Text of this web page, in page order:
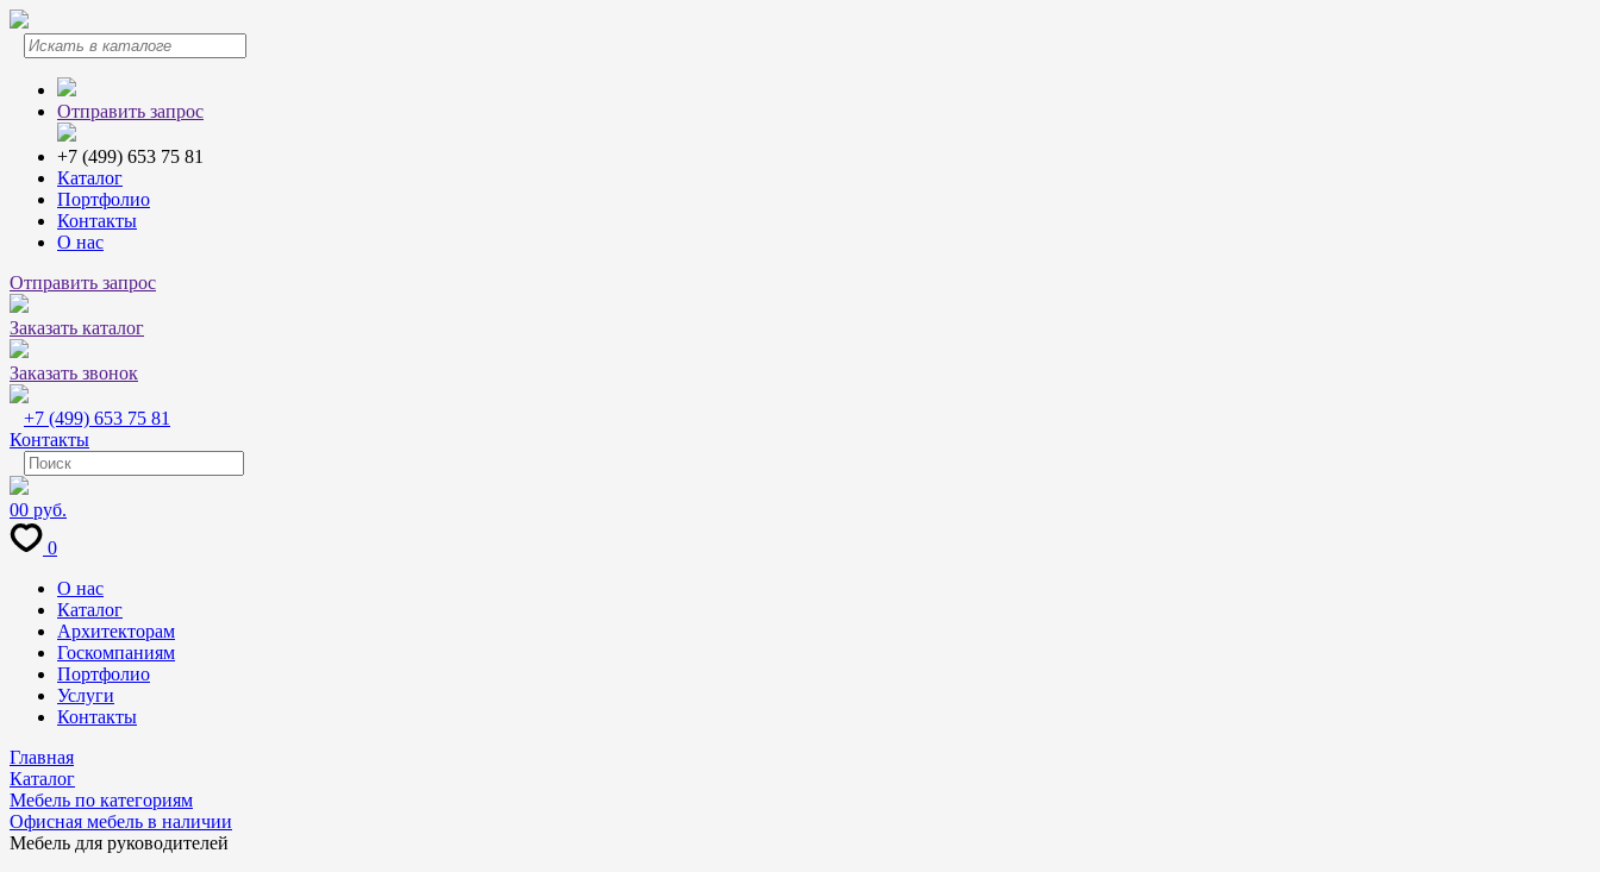
Отправить запрос
+7 (499) 653 75 81
Каталог
Портфолио
Контакты
О нас
Отправить запрос
Заказать каталог
Заказать звонок
+7 (499) 653 75 81
Контакты
00 руб.
0
О нас
Каталог
Архитекторам
Госкомпаниям
Портфолио
Услуги
Контакты
Главная
Каталог
Мебель по категориям
Офисная мебель в наличии
Мебель для руководителей